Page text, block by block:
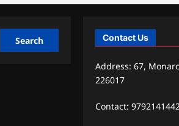
Contact Us
Address: 67,
226017
Contact: